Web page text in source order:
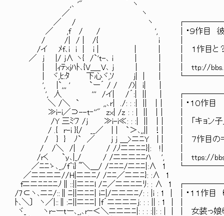
,､ '" ヽ
／ ヽ
／ / ヽ
／ ,f / / ', │・９作目 彼は
/ /| / |
/イ ﾒf､i i ｜ i | | | │ １作目と？作目
／ j |/ j∧ ヽ
| |ｨﾃxjﾊﾄ､{V＿_V､ j | | │ ttp://
| ヾ,ﾋ:ﾀ 下心ヾ,ｿ j| | ｜
', |`,,, ' `ー´ / / /)| i| |
', 人 ''' /イ| /´:| || |
＼ /＼ ` ,,､r| ./: : :|
≫i-i／⊃--t‐''"
/Y 三ﾐ'ﾌ /j ≫i-i≪: : :| || ｜| │ 「キョン子」と呼ばれ
/ .{ r-i }{/ __／
/ } } ﾉ` ／ j j ＿>ニﾆY | | │ ７作目
/ /＼ /| / / /ﾉ
/rく `y､|_/ / /ニニニﾆﾆﾊ ', │ ttps://
／ﾆﾆゝ､_,/f^i} ~＼＿/ /ﾆﾆﾆ/ニﾆﾆ|:∧ 1
／ニニニニ//H|ニニﾆ/ /ﾆﾆ／ニニﾆ}: :∧ 1
fニニﾆﾆﾆﾆﾉ∥::||ニﾆﾆl /ﾆ／ニニﾆニﾘ: : ∧
/7⊂ヽ､ニﾆ/::∥ﾆ||ニﾆﾆ| iﾆ|/ニニニﾆ/: : |i : 1 ｜ │・
ﾄ､＼〕 ヽ／|::∥:ﾆ||ニﾆ
ヾ_ ヽr-ーtー､_,､rｰ＜＼ニニニﾆ|: : : :||: : | |